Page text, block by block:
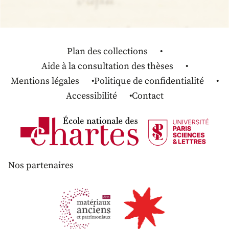
Plan des collections
Aide à la consultation des thèses
Mentions légales
Politique de confidentialité
Accessibilité
Contact
Nos partenaires